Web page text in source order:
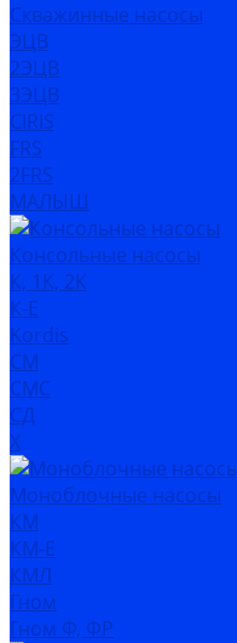
Скважинные насосы
ЭЦВ
2ЭЦВ
3ЭЦВ
CIRIS
FRS
2FRS
МАЛЫШ
Консольные насосы
К, 1К, 2К
К-Е
Kordis
СМ
СМС
СД
Х
Моноблочные насосы
КМ
КМ-Е
КМЛ
Гном
Гном Ф, ФР